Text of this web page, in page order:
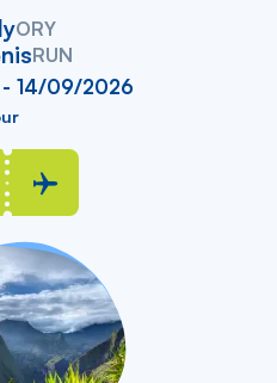
ORY
RUN
14/09/2026